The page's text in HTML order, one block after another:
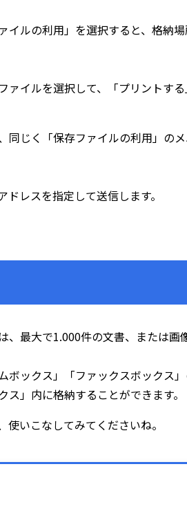
イルの利用」を選択すると、格納
イルを選択して、「プリントす
同じく「保存ファイルの利用」の
レスを指定して送信します。
最大で1.000件の文書、または画
ックス」「ファックスボックス」
」内に格納することができます。
いこなしてみてくださいね。